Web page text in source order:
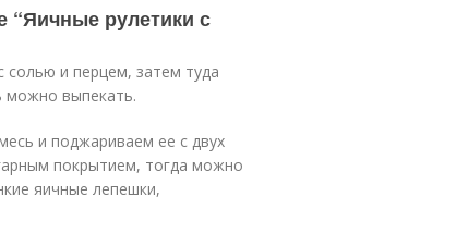
“Яичные рулетики с
солью и перцем, затем туда
можно выпекать.
и поджариваем ее с двух
покрытием, тогда можно
яичные лепешки,